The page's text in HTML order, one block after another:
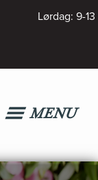
Lørdag: 9-13
MENU